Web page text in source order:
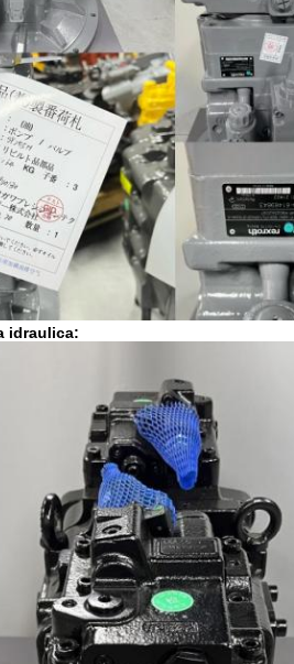
idraulica: